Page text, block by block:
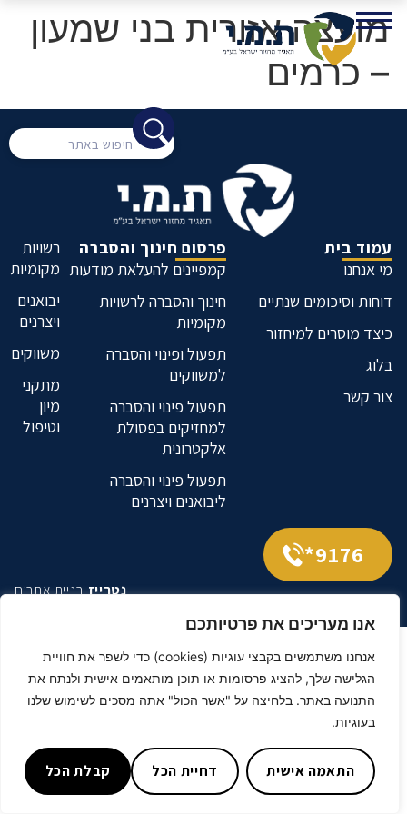
אנו מעריכים את פרטיותכם
אנחנו משתמשים בקבצי עוגיות (cookies) כדי לשפר את חוויית
הגלישה שלך, להציג פרסומות או תוכן מותאמים אישית ולנתח את
התנועה באתר. בלחיצה על "אשר הכול" אתה מסכים לשימוש שלנו
בעוגיות.
התאמה אישית דחיית הכל קבלת הכל
מועצה אזורית בני שמעון
– כרמים
עמוד בית
מי אנחנו
דוחות וסיכומים שנתיים
כיצד מוסרים למיחזור
בלוג
צור קשר
פרסום חינוך והסברה
קמפיינים להעלאת מודעות
חינוך והסברה לרשויות
מקומיות
תפעול ופינוי והסברה
למשווקים
תפעול פינוי והסברה
למחזיקים בפסולת
אלקטרונית
תפעול פינוי והסברה
ליבואנים ויצרנים
רשויות
מקומיות
יבואנים
ויצרנים
משווקים
מתקני
מיון
וטיפול
9176*
נטרייזבניית אתרים